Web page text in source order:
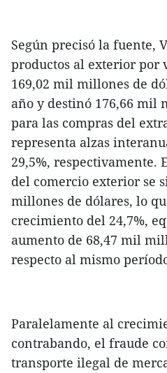
Según precisó la fuente,
productos al exterior por
169,02 mil millones de
año y destinó 176,66 mil
para las compras del
representa alzas
29,5%, respectivamente.
del comercio exterior se
millones de dólares, lo
crecimiento del 24,7%,
aumento de 68,47 mil
respecto al mismo
Paralelamente al
contrabando, el fraude
transporte ilegal de